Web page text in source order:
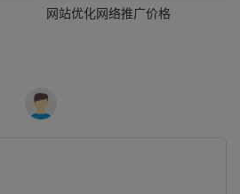
网站优化网络推广价格